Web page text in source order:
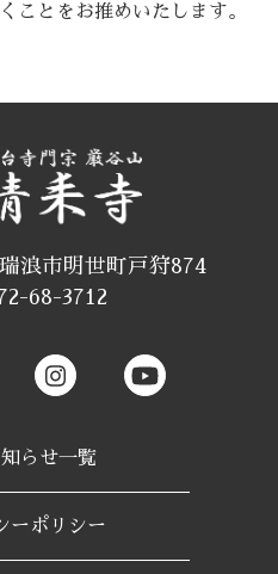
ことをお推めいたします。
浪市明世町戸狩874
68-3712
らせ一覧
ーポリシー